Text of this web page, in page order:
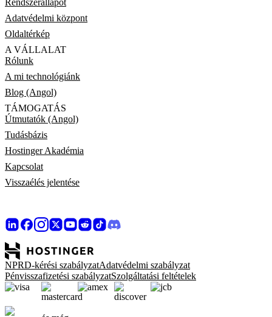
Rendszerállapot
Adatvédelmi központ
Oldaltérkép
A VÁLLALAT
Rólunk
A mi technológiánk
Blog (Angol)
TÁMOGATÁS
Útmutatók (Angol)
Tudásbázis
Hostinger Akadémia
Kapcsolat
Visszaélés jelentése
NPRD-kérési szabályzatAdatvédelmi szabályzat
Pénvisszafizetési szabályzatSzolgáltatási feltételek